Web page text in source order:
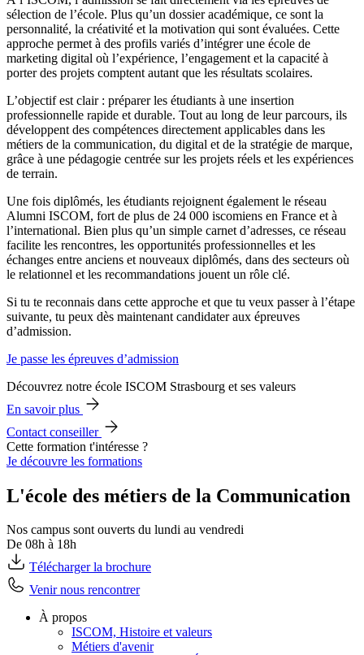
sélection de l’école. Plus qu’un dossier académique, ce sont la
personnalité, la créativité et la motivation qui sont évaluées. Cette
approche permet à des profils variés d’intégrer une école de
marketing digital où l’expérience, l’engagement et la capacité à
porter des projets comptent autant que les résultats scolaires.
L’objectif est clair : préparer les étudiants à une insertion
professionnelle rapide et durable. Tout au long de leur parcours, ils
développent des compétences directement applicables dans les
métiers de la communication, du digital et de la stratégie de marque,
grâce à une pédagogie centrée sur les projets réels et les expériences
de terrain.
Une fois diplômés, les étudiants rejoignent également le réseau
Alumni ISCOM, fort de plus de 24 000 iscomiens en France et à
l’international. Bien plus qu’un simple carnet d’adresses, ce réseau
facilite les rencontres, les opportunités professionnelles et les
échanges entre anciens et nouveaux diplômés, dans des secteurs où
le relationnel et les recommandations jouent un rôle clé.
Si tu te reconnais dans cette approche et que tu veux passer à l’étape
suivante, tu peux dès maintenant candidater aux épreuves
d’admission.
Je passe les épreuves d’admission
Découvrez notre école ISCOM Strasbourg et ses valeurs
En savoir plus
Contact conseiller
Cette formation t'intéresse ?
Je découvre les formations
L'école des métiers de la Communication
Nos campus sont ouverts du lundi au vendredi
De 08h à 18h
Télécharger la brochure
Venir nous rencontrer
À propos
ISCOM, Histoire et valeurs
Métiers d'avenir